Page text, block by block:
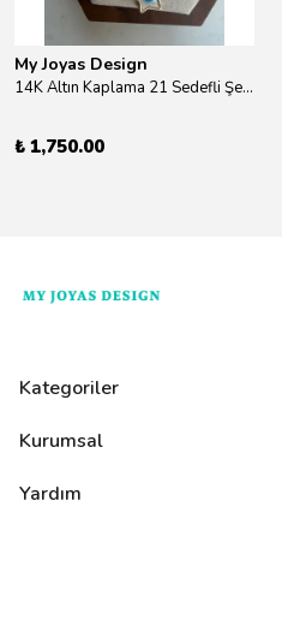
My Joyas Design
14K Altın Kaplama 21 Sedefli Şekiller Kolye 46cm
₺ 1,750.00
Kategoriler
Kurumsal
Yardım